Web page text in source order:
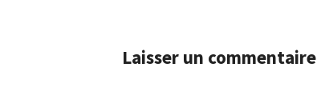
Laisser un commentaire